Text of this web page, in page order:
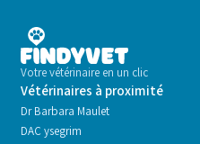
Votre vétérinaire en un clic
Vétérinaires à proximité
Dr Barbara Maulet
DAC ysegrim